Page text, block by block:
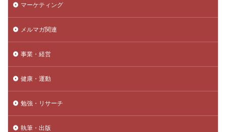
マーケティング
メルマガ関連
事業・経営
健康・運動
勉強・リサーチ
執筆・出版